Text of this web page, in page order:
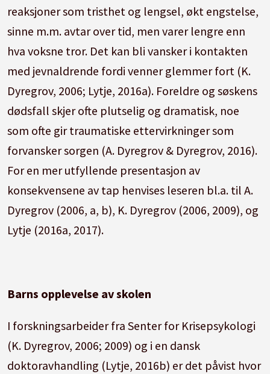
reaksjoner som tristhet og lengsel, økt engstelse,
sinne m.m. avtar over tid, men varer lengre enn
hva voksne tror. Det kan bli vansker i kontakten
med jevnaldrende fordi venner glemmer fort (K.
Dyregrov, 2006; Lytje, 2016a). Foreldre og søskens
dødsfall skjer ofte plutselig og dramatisk, noe
som ofte gir traumatiske ettervirkninger som
forvansker sorgen (A. Dyregrov & Dyregrov, 2016).
For en mer utfyllende presentasjon av
konsekvensene av tap henvises leseren bl.a. til A.
Dyregrov (2006, a, b), K. Dyregrov (2006, 2009), og
Lytje (2016a, 2017).
Barns opplevelse av skolen
I forskningsarbeider fra Senter for Krisepsykologi
(K. Dyregrov, 2006; 2009) og i en dansk
doktoravhandling (Lytje, 2016b) er det påvist hvor